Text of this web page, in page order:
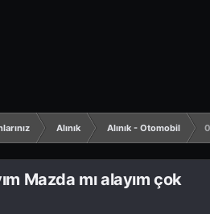
Alınık Alınık - Otomobil
Mazda mı alayım çok